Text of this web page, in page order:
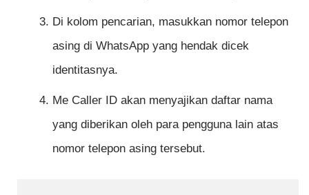
Di kolom pencarian, masukkan nomor telepon
asing di WhatsApp yang hendak dicek
identitasnya.
Me Caller ID akan menyajikan daftar nama
yang diberikan oleh para pengguna lain atas
nomor telepon asing tersebut.